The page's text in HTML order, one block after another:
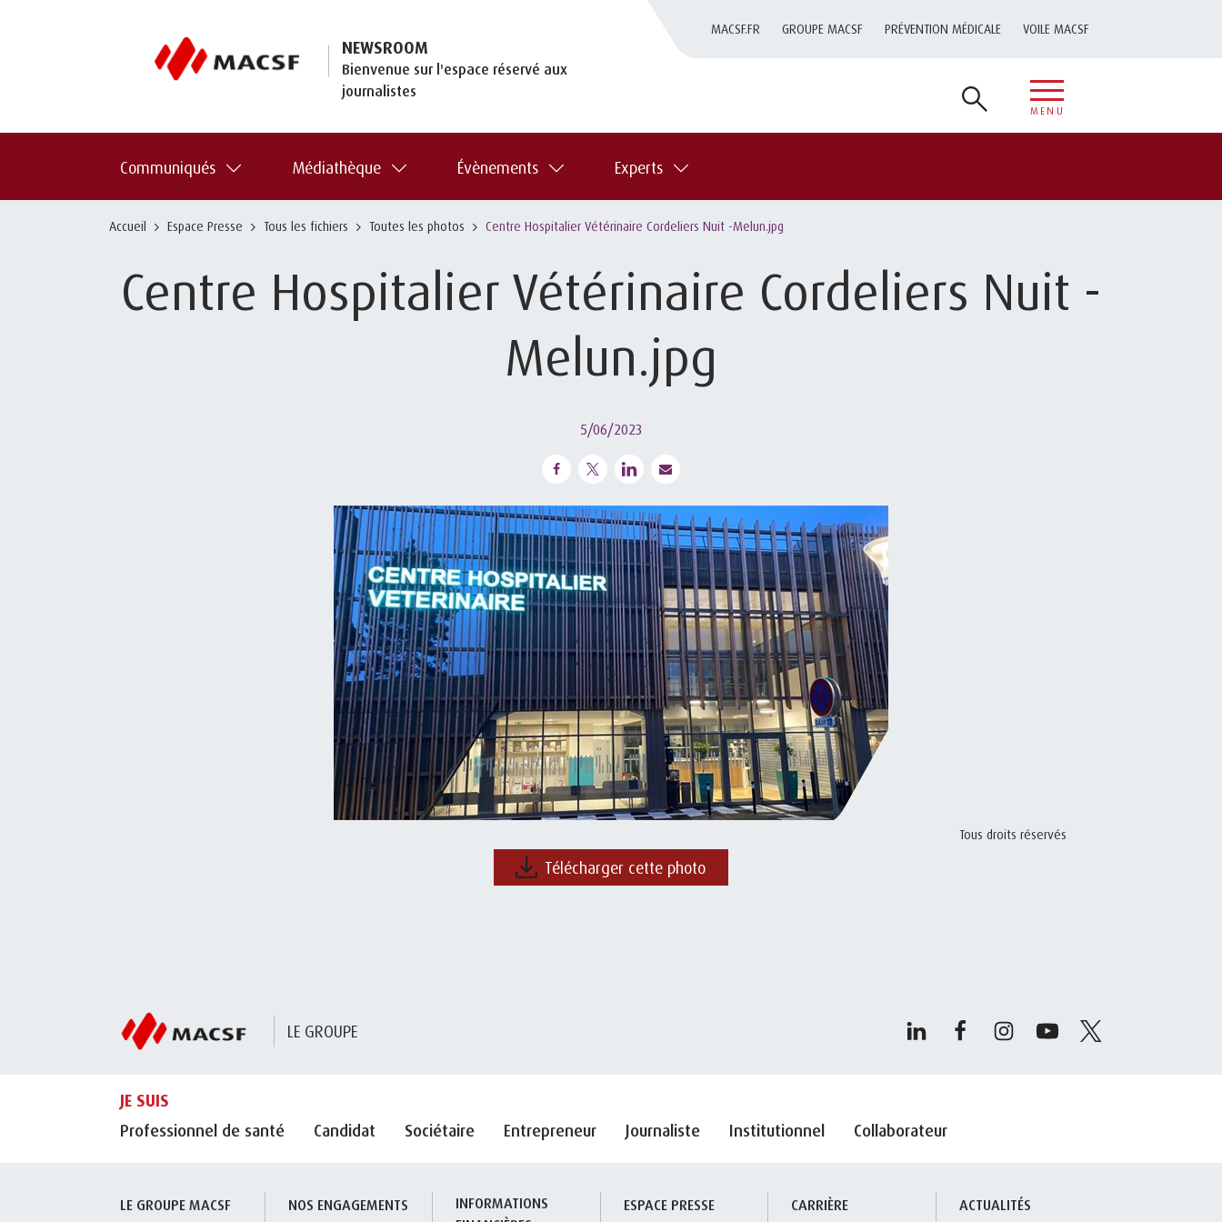
NEWSROOM
Bienvenue sur l'espace réservé aux
journalistes
MACSF.FR GROUPE MACSF PRÉVENTION MÉDICALE VOILE MACSF
MENU
Communiqués Médiathèque Évènements Experts
Accueil Espace Presse Tous les fichiers Toutes les photos Centre Hospitalier Vétérinaire Cordeliers Nuit -Melun.jpg
Centre Hospitalier Vétérinaire Cordeliers Nuit -
Melun.jpg
5/06/2023
Tous droits réservés
Télécharger cette photo
LE GROUPE
JE SUIS
Professionnel de santé
Candidat Sociétaire Entrepreneur Journaliste Institutionnel Collaborateur
LE GROUPE MACSF NOS ENGAGEMENTS
INFORMATIONS
ESPACE PRESSE CARRIÈRE ACTUALITÉS